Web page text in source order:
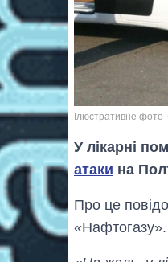
Ілюстративне фото
У лікарні
атаки на
Про це
«Нафтогазу».